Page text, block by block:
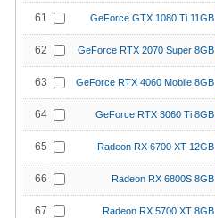
61 GeForce GTX 1080 Ti 11GB
62 GeForce RTX 2070 Super 8GB
63 GeForce RTX 4060 Mobile 8GB
64 GeForce RTX 3060 Ti 8GB
65 Radeon RX 6700 XT 12GB
66 Radeon RX 6800S 8GB
67 Radeon RX 5700 XT 8GB